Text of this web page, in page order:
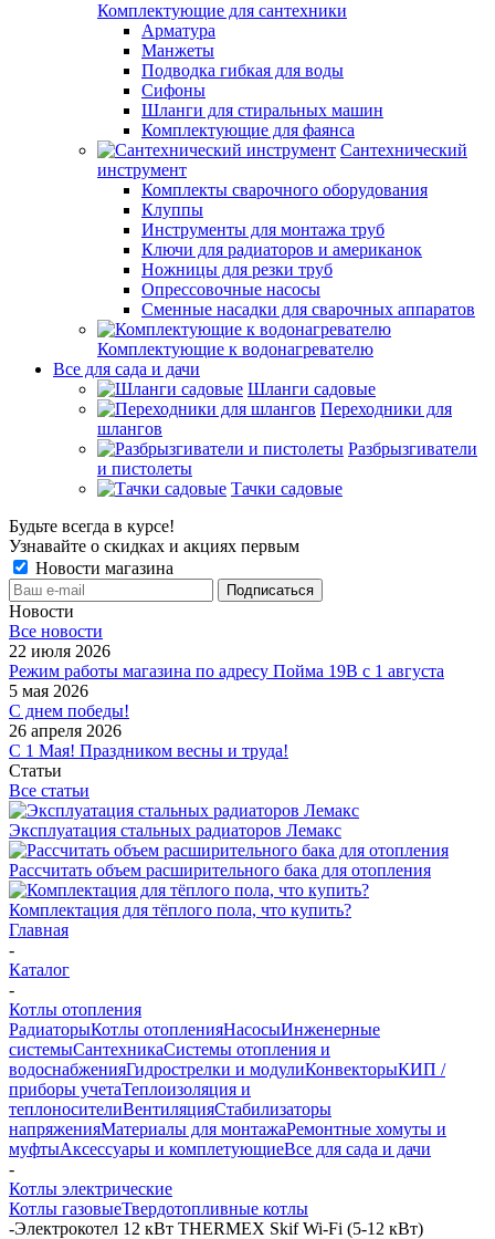
Комплектующие для сантехники
Арматура
Манжеты
Подводка гибкая для воды
Сифоны
Шланги для стиральных машин
Комплектующие для фаянса
Сантехнический
инструмент
Комплекты сварочного оборудования
Клуппы
Инструменты для монтажа труб
Ключи для радиаторов и американок
Ножницы для резки труб
Опрессовочные насосы
Сменные насадки для сварочных аппаратов
Комплектующие к водонагревателю
Все для сада и дачи
Шланги садовые
Переходники для
шлангов
Разбрызгиватели
и пистолеты
Тачки садовые
Будьте всегда в курсе!
Узнавайте о скидках и акциях первым
Новости магазина
Новости
Все новости
22 июля 2026
Режим работы магазина по адресу Пойма 19В с 1 августа
5 мая 2026
С днем победы!
26 апреля 2026
С 1 Мая! Праздником весны и труда!
Статьи
Все статьи
Эксплуатация стальных радиаторов Лемакс
Рассчитать объем расширительного бака для отопления
Комплектация для тёплого пола, что купить?
Главная
-
Каталог
-
Котлы отопления
РадиаторыКотлы отопленияНасосыИнженерные
системыСантехникаСистемы отопления и
водоснабженияГидрострелки и модулиКонвекторыКИП /
приборы учетаТеплоизоляция и
теплоносителиВентиляцияСтабилизаторы
напряженияМатериалы для монтажаРемонтные хомуты и
муфтыАксессуары и комплетующиеВсе для сада и дачи
-
Котлы электрические
Котлы газовыеТвердотопливные котлы
-Электрокотел 12 кВт THERMEX Skif Wi-Fi (5-12 кВт)